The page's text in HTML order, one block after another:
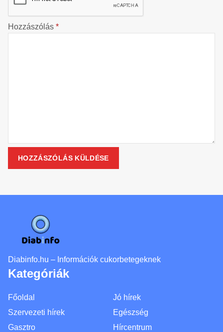
Hozzászólás *
Diabinfo.hu – Információk cukorbetegeknek
Kategóriák
Főoldal
Jó hírek
Szervezeti hírek
Egészség
Gasztro
Hírcentrum